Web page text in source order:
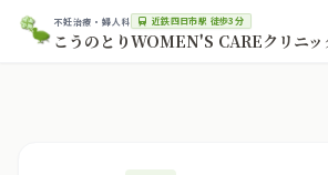
不妊治療・婦人科 近鉄四日市駅 徒歩3分
こうのとりWOMEN'S CAREクリニッ